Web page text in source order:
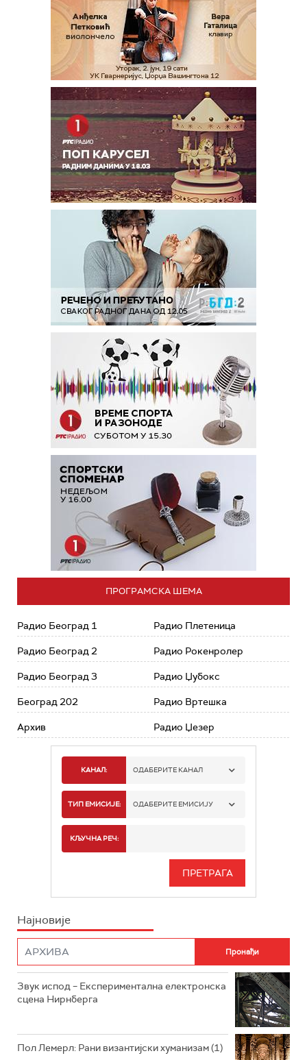
ПРОГРАМСКА ШЕМА
Радио Београд 1
Радио Београд 2
Радио Београд 3
Београд 202
Архив
Радио Плетеница
Радио Рокенролер
Радио Џубокс
Радио Вртешка
Радио Џезер
КАНАЛ: ОДАБЕРИТЕ КАНАЛ
РАДИО БЕОГРАД 1
РАДИО БЕОГРАД 3
РАДИО РОКЕНРОЛЕР
РАДИО ЏЕЗЕР
ТИП ЕМИСИЈЕ: ОДАБЕРИТЕ ЕМИСИЈУ
ИНФО
КЉУЧНА РЕЧ:
Најновије
Звук испод – Експериментална електронска
сцена Нирнберга
Пол Лемерл: Рани византијски хуманизам (1)